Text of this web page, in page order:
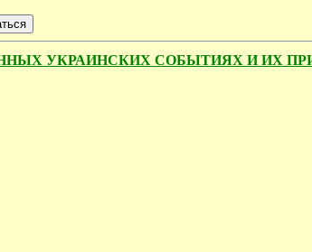
УКРАИНСКИХ СОБЫТИЯХ И ИХ